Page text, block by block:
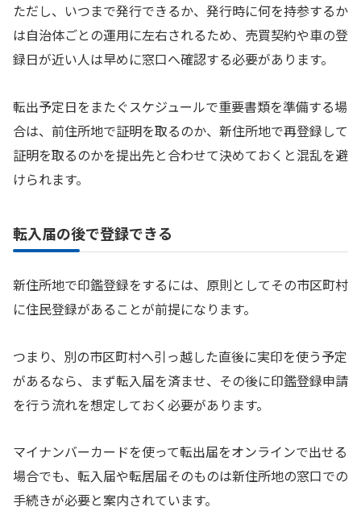
ただし、いつまで発行できるか、発行時に何を持参するか
は自治体ごとの運用に左右されるため、売買契約や車の登
録日が近い人は早めに窓口へ確認する必要があります。
転出予定日をまたぐスケジュールで重要書類を準備する場
合は、前住所地で証明を取るのか、新住所地で再登録して
証明を取るのかを提出先と合わせて決めておくと混乱を避
けられます。
転入届の後で登録できる
新住所地で印鑑登録をするには、原則としてその市区町村
に住民登録があることが前提になります。
つまり、別の市区町村へ引っ越した直後に実印を使う予定
があるなら、まず転入届を済ませ、その後に印鑑登録申請
を行う流れを想定しておく必要があります。
マイナンバーカードを使って転出届をオンラインで出せる
場合でも、転入届や転居届そのものは新住所地の窓口での
手続きが必要と案内されています。